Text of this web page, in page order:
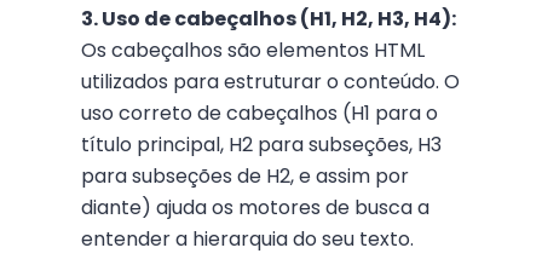
3. Uso de cabeçalhos (H1, H2, H3, H4):
Os cabeçalhos são elementos HTML
utilizados para estruturar o conteúdo. O
uso correto de cabeçalhos (H1 para o
título principal, H2 para subseções, H3
para subseções de H2, e assim por
diante) ajuda os motores de busca a
entender a hierarquia do seu texto.